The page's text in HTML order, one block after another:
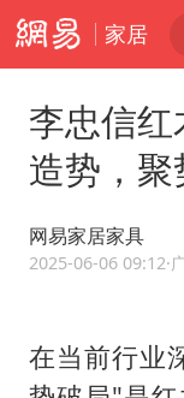
家居
李忠信
造势，聚
网易家居家具
2025-06-06 09:12·
在当前行业